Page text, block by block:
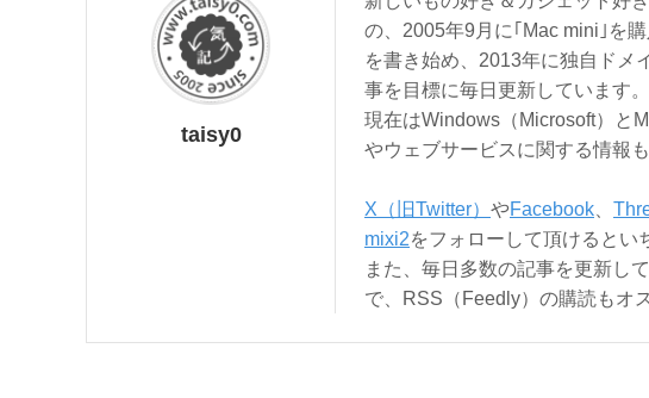
taisy0
の、2005年9月に｢Mac mini｣を
を書き始め、2013年に独自ドメ
事を目標に毎日更新しています。
現在はWindows（Microsoft）と
やウェブサービスに関する情報
X（旧Twitter） やFacebook
mixi2をフォローして頂けるとい
また、毎日多数の記事を更新し
で、RSS（Feedly）の購読もオ